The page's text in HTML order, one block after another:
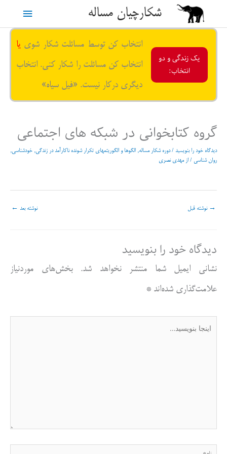
محتوا
شکارچیان مساله
فهرست
یک زندگی و دو
انتخاب:
انتخاب کن توسط مسائلت شکار شوی یا
انتخاب کن مسائلت را شکار کنی. انتخاب
دیگری درکار نیست. «فیل سیاه»
گروه کتابخوانی در شبکه های اجتماعی
دیدگاه‌ خود را بنویسید /دوره شکار مساله, الگوها و الگوریتمهای تکرار شونده ناکارآمد در زندگی, خودشناسی,
روان شناسی / از مهدی نصری
→ نوشته قبل نوشته بعد ←
دیدگاه‌ خود را بنویسید
نشانی ایمیل شما منتشر نخواهد شد.
بخش‌های موردنیاز
علامت‌گذاری شده‌اند*